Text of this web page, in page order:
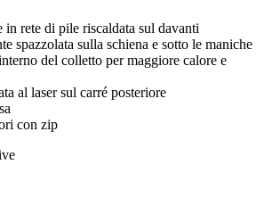
in rete di pile riscaldata sul davanti
spazzolata sulla schiena e sotto le maniche
del colletto per maggiore calore e
al laser sul carré posteriore
con zip